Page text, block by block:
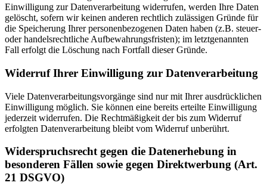
Einwilligung zur Datenverarbeitung widerrufen, werden Ihre Daten
gelöscht, sofern wir keinen anderen rechtlich zulässigen Gründe für
die Speicherung Ihrer personenbezogenen Daten haben (z.B. steuer-
oder handelsrechtliche Aufbewahrungsfristen); im letztgenannten
Fall erfolgt die Löschung nach Fortfall dieser Gründe.
Widerruf Ihrer Einwilligung zur Datenverarbeitung
Viele Datenverarbeitungsvorgänge sind nur mit Ihrer ausdrücklichen
Einwilligung möglich. Sie können eine bereits erteilte Einwilligung
jederzeit widerrufen. Die Rechtmäßigkeit der bis zum Widerruf
erfolgten Datenverarbeitung bleibt vom Widerruf unberührt.
Widerspruchsrecht gegen die Datenerhebung in
besonderen Fällen sowie gegen Direktwerbung (Art.
21 DSGVO)